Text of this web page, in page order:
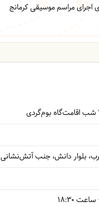
اجرای مراسم موسیقی کرمانج
بلوار دانش، جنب آتش‌نشانی
ساعت 18:30